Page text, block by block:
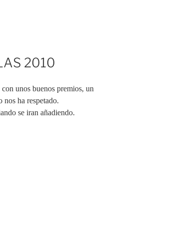
2010
unos buenos premios, un
ha respetado.
se iran añadiendo.